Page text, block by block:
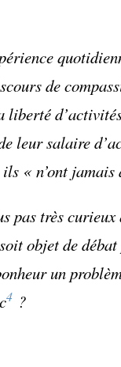
de
liberté
leur salaire
« n’ont
pas très
objet de
un
4?